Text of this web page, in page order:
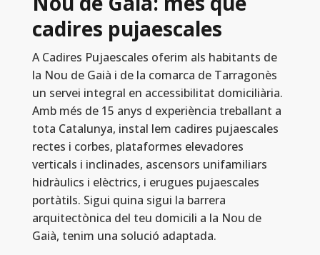
cadires pujaescales
A Cadires Pujaescales oferim als habitants de
la Nou de Gaià i de la comarca de Tarragonès
un servei integral en accessibilitat domiciliària.
Amb més de 15 anys d experiència treballant a
tota Catalunya, instal lem cadires pujaescales
rectes i corbes, plataformes elevadores
verticals i inclinades, ascensors unifamiliars
hidràulics i elèctrics, i erugues pujaescales
portàtils. Sigui quina sigui la barrera
arquitectònica del teu domicili a la Nou de
Gaià, tenim una solució adaptada.